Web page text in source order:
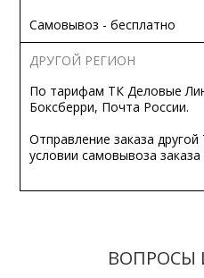
Самовывоз - бесплатно
ДРУГОЙ РЕГИОН
По тарифам ТК Деловые
Боксберри, Почта России.
Отправление заказа
условии самовывоза
ВОПРОСЫ